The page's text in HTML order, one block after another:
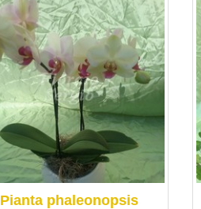
Pianta phaleonopsis